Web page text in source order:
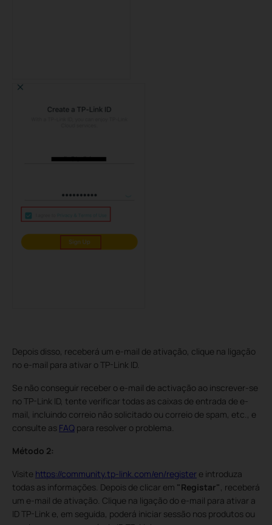
Depois disso, receberá um e-mail de ativação, clique na ligação
no e-mail para ativar o TP-Link ID.
Se não conseguir receber o e-mail de activação ao inscrever-se
no TP-Link ID, tente verificar todas as caixas de entrada de e-
mail, incluindo correio não solicitado ou correio de spam, etc., e
consulte as FAQ para resolver o problema.
Método 2:
Visite https://community.tp-link.com/en/register e introduza
todas as informações. Depois de clicar em "Registar", receberá
um e-mail de ativação. Clique na ligação do e-mail para ativar a
ID TP-Link e, em seguida, poderá iniciar sessão nos produtos ou